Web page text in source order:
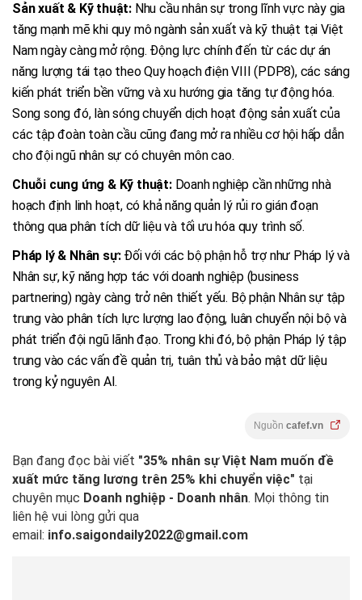
Sản xuất & Kỹ thuật: Nhu cầu nhân sự trong lĩnh vực này gia
tăng mạnh mẽ khi quy mô ngành sản xuất và kỹ thuật tại Việt
Nam ngày càng mở rộng. Động lực chính đến từ các dự án
năng lượng tái tạo theo Quy hoạch điện VIII (PDP8), các sáng
kiến phát triển bền vững và xu hướng gia tăng tự động hóa.
Song song đó, làn sóng chuyển dịch hoạt động sản xuất của
các tập đoàn toàn cầu cũng đang mở ra nhiều cơ hội hấp dẫn
cho đội ngũ nhân sự có chuyên môn cao.
Chuỗi cung ứng & Kỹ thuật: Doanh nghiệp cần những nhà
hoạch định linh hoạt, có khả năng quản lý rủi ro gián đoạn
thông qua phân tích dữ liệu và tối ưu hóa quy trình số.
Pháp lý & Nhân sự: Đối với các bộ phận hỗ trợ như Pháp lý và
Nhân sự, kỹ năng hợp tác với doanh nghiệp (business
partnering) ngày càng trở nên thiết yếu. Bộ phận Nhân sự tập
trung vào phân tích lực lượng lao động, luân chuyển nội bộ và
phát triển đội ngũ lãnh đạo. Trong khi đó, bộ phận Pháp lý tập
trung vào các vấn đề quản trị, tuân thủ và bảo mật dữ liệu
trong kỷ nguyên AI.
Nguồn cafef.vn
Bạn đang đọc bài viết "35% nhân sự Việt Nam muốn đề
xuất mức tăng lương trên 25% khi chuyển việc" tại
chuyên mục Doanh nghiệp - Doanh nhân. Mọi thông tin
liên hệ vui lòng gửi qua
email: info.saigondaily2022@gmail.com